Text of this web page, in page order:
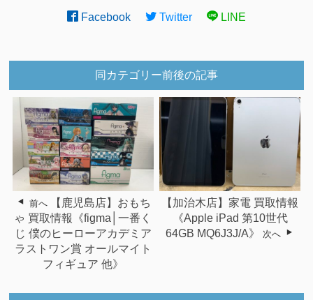
Facebook Twitter LINE
同カテゴリー前後の記事
前へ
【鹿児島店】おもち
ゃ 買取情報《figma│一番く
じ 僕のヒーローアカデミア
ラストワン賞 オールマイト
フィギュア 他》
【加治木店】家電 買取情報
《Apple iPad 第10世代
64GB MQ6J3J/A》
次へ